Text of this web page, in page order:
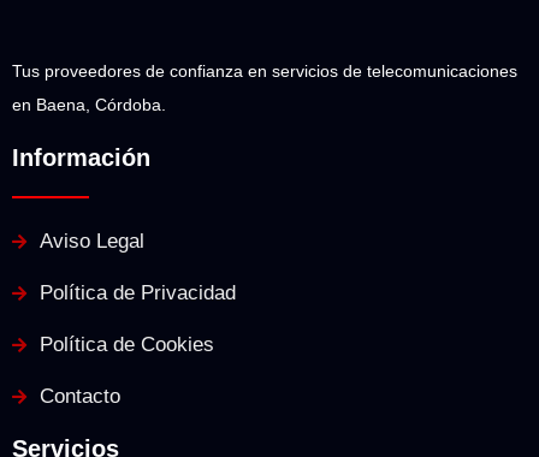
Tus proveedores de confianza en servicios de telecomunicaciones
en Baena, Córdoba.
Información
Aviso Legal
Política de Privacidad
Política de Cookies
Contacto
Servicios